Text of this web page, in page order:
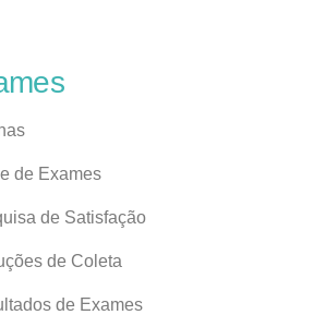
de Exames
de Satisfação
de Coleta
de Exames